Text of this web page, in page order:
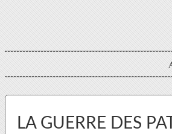
LA GUERRE DES